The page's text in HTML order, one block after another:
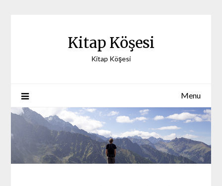
Kitap Köşesi
Kitap Köşesi
Menu